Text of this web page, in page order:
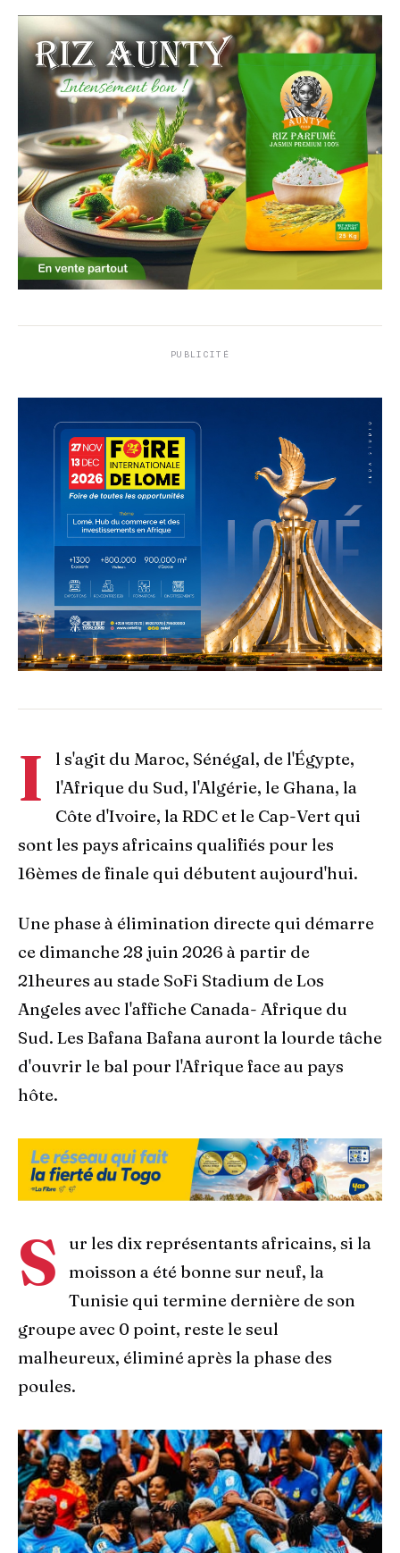
PUBLICITÉ
I
l s'agit du Maroc, Sénégal, de l'Égypte,
l'Afrique du Sud, l'Algérie, le Ghana, la
Côte d'Ivoire, la RDC et le Cap-Vert qui
sont les pays africains qualifiés pour les
16èmes de finale qui débutent aujourd'hui.
Une phase à élimination directe qui démarre
ce dimanche 28 juin 2026 à partir de
21heures au stade SoFi Stadium de Los
Angeles avec l'affiche Canada- Afrique du
Sud. Les Bafana Bafana auront la lourde tâche
d'ouvrir le bal pour l'Afrique face au pays
hôte.
S
ur les dix représentants africains, si la
moisson a été bonne sur neuf, la
Tunisie qui termine dernière de son
groupe avec 0 point, reste le seul
malheureux, éliminé après la phase des
poules.